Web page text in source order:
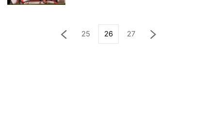
25 26 27